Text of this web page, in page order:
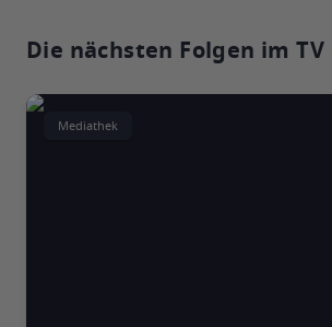
Die nächsten Folgen im TV
Mediathek